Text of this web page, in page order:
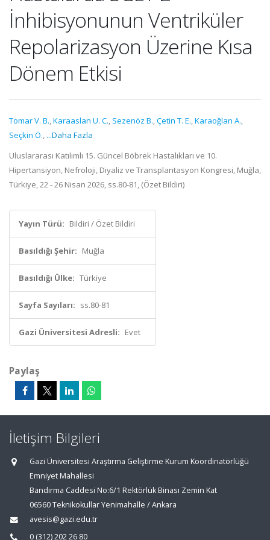
İnhibisyonunun Ventriküler
Repolarizasyon Üzerine Kısa
Dönem Etkisi
Tomar V. B.,Karaaslan U. C., Sezenöz B.,Çetin T. E.,Karaoğlan A.,
Seçkin Ö., ...Daha Fazla
Uluslararası Katılımlı 15. Güncel Böbrek Hastalıkları ve 10.
Hipertansiyon, Nefroloji, Diyaliz ve Transplantasyon Kongresi, Muğla,
Türkiye, 22 - 26 Nisan 2026, ss.80-81, (Özet Bildiri)
Yayın Türü: Bildiri / Özet Bildiri
Basıldığı Şehir: Muğla
Basıldığı Ülke: Türkiye
Sayfa Sayıları: ss.80-81
Gazi Üniversitesi Adresli: Evet
Paylaş
İletişim Bilgileri
Gazi Üniversitesi Araştırma Geliştirme Kurum Koordinatörlüğü
Emniyet Mahallesi
Bandırma Caddesi No:6/1 Rektörlük Binası Zemin Kat
06560 Teknikokullar Yenimahalle / Ankara
avesis@gazi.edu.tr
0 (312) 202 26 80